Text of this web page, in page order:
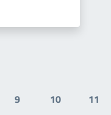
Pagina
9
Pagina
10 11